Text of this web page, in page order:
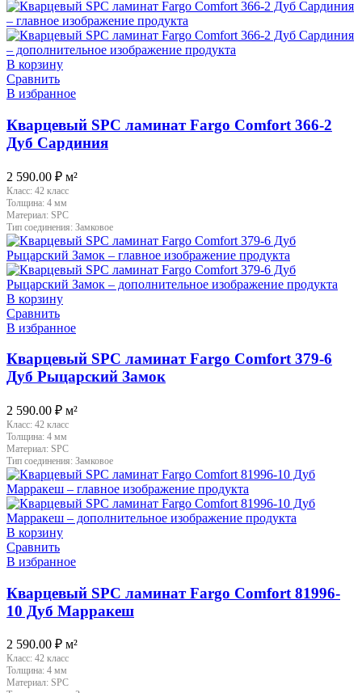
В корзину
Сравнить
В избранное
Кварцевый SPC ламинат Fargo Comfort 366-2
Дуб Сардиния
2 590.00 ₽ м²
Класс: 42 класс
Толщина: 4 мм
Материал: SPC
Тип соединения: Замковое
В корзину
Сравнить
В избранное
Кварцевый SPC ламинат Fargo Comfort 379-6
Дуб Рыцарский Замок
2 590.00 ₽ м²
Класс: 42 класс
Толщина: 4 мм
Материал: SPC
Тип соединения: Замковое
В корзину
Сравнить
В избранное
Кварцевый SPC ламинат Fargo Comfort 81996-
10 Дуб Марракеш
2 590.00 ₽ м²
Класс: 42 класс
Толщина: 4 мм
Материал: SPC